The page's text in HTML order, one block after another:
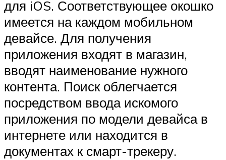
для iOS. Соответствующее окошко
имеется на каждом мобильном
девайсе. Для получения
приложения входят в магазин,
вводят наименование нужного
контента. Поиск облегчается
посредством ввода искомого
приложения по модели девайса в
интернете или находится в
документах к смарт-трекеру.